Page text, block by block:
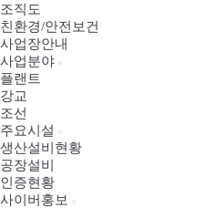
조직도
친환경/안전보건
사업장안내
사업분야
플랜트
강교
조선
주요시설
생산설비현황
공장설비
인증현황
사이버홍보